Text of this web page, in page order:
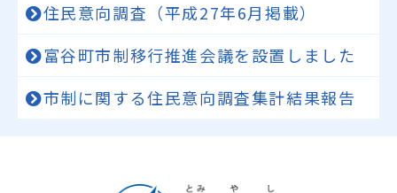
住民意向調査（平成27年6月掲載）
富谷町市制移行推進会議を設置しました
市制に関する住民意向調査集計結果報告